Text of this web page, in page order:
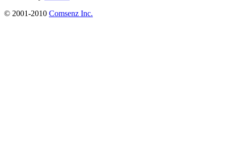
© 2001-2010 Comsenz Inc.